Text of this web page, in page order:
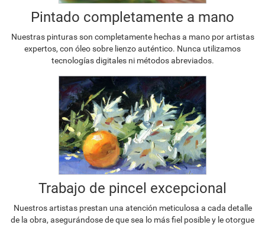
Pintado completamente a mano
Nuestras pinturas son completamente hechas a mano por artistas
expertos, con óleo sobre lienzo auténtico. Nunca utilizamos
tecnologías digitales ni métodos abreviados.
Trabajo de pincel excepcional
Nuestros artistas prestan una atención meticulosa a cada detalle
de la obra, asegurándose de que sea lo más fiel posible y le otorgue